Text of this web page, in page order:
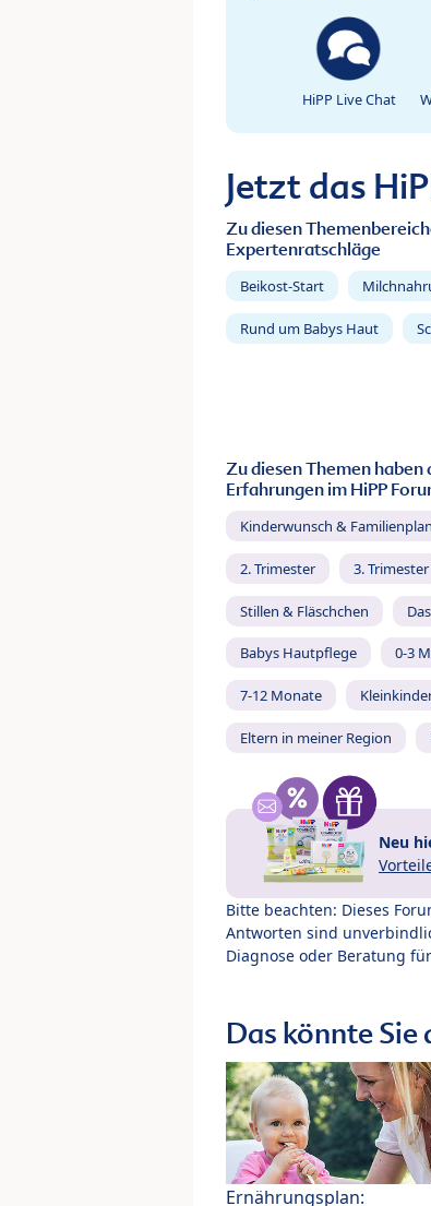
HiPP Live Chat
Jetzt das
Zu diesen
Expertenratschläge
Beikost-Start
Rund um Babys Haut
Zu diesen Themen haben
Erfahrungen im HiPP
Kinderwunsch &
2. Trimester 3. Trimester
Stillen & Fläschchen
Babys Hautpflege 0-3
7-12 Monate
Eltern in meiner Region
Neu
Bitte beachten: Dieses
Antworten sind
Diagnose oder Beratung
Das könnte Sie
Ernährungsplan: